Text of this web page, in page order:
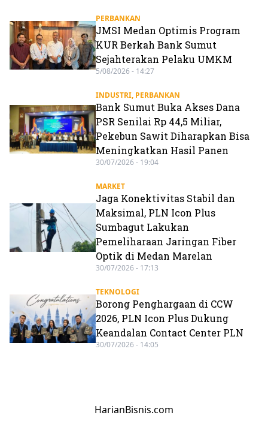
PERBANKAN
JMSI Medan Optimis Program
KUR Berkah Bank Sumut
Sejahterakan Pelaku UMKM
5/08/2026 - 14:27
INDUSTRI, PERBANKAN
Bank Sumut Buka Akses Dana
PSR Senilai Rp 44,5 Miliar,
Pekebun Sawit Diharapkan Bisa
Meningkatkan Hasil Panen
30/07/2026 - 19:04
MARKET
Jaga Konektivitas Stabil dan
Maksimal, PLN Icon Plus
Sumbagut Lakukan
Pemeliharaan Jaringan Fiber
Optik di Medan Marelan
30/07/2026 - 17:13
TEKNOLOGI
Borong Penghargaan di CCW
2026, PLN Icon Plus Dukung
Keandalan Contact Center PLN
30/07/2026 - 14:05
HarianBisnis.com